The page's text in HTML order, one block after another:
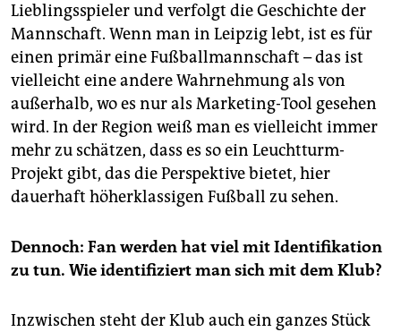
Lieblingsspieler und verfolgt die Geschichte der
Mannschaft. Wenn man in Leipzig lebt, ist es für
einen primär eine Fußballmannschaft – das ist
vielleicht eine andere Wahrnehmung als von
außerhalb, wo es nur als Marketing-Tool gesehen
wird. In der Region weiß man es vielleicht immer
mehr zu schätzen, dass es so ein Leuchtturm-
Projekt gibt, das die Perspektive bietet, hier
dauerhaft höherklassigen Fußball zu sehen.
Dennoch: Fan werden hat viel mit Identifikation
zu tun. Wie identifiziert man sich mit dem Klub?
Inzwischen steht der Klub auch ein ganzes Stück